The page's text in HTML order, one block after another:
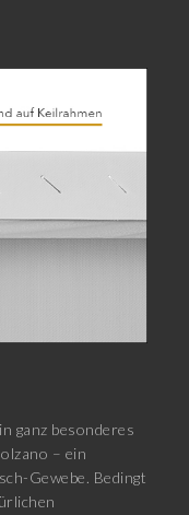
ganz besonderes
– ein
Gewebe. Bedingt